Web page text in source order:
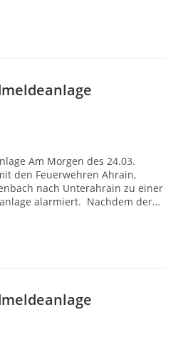
Am Morgen des 24.03.
den Feuerwehren Ahrain,
nach Unterahrain zu einer
alarmiert. Nachdem der…